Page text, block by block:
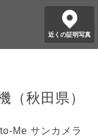
近くの証明写真
（秋田県）
Me サンカメラ